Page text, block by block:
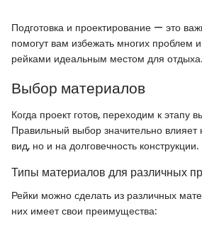
Подготовка и проектирование — это
помогут вам избежать многих проблем
рейками идеальным местом для отдыха.
Выбор материалов
Когда проект готов, переходим к этапу
Правильный выбор значительно влияет
вид, но и на долговечность конструкции.
Типы материалов для различных
Рейки можно сделать из различных
них имеет свои преимущества: